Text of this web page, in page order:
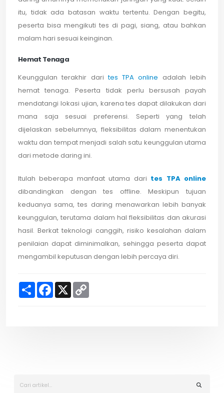
itu, tidak ada batasan waktu tertentu. Dengan begitu,
peserta bisa mengikuti tes di pagi, siang, atau bahkan
malam hari sesuai keinginan.
Hemat Tenaga
Keunggulan terakhir darites TPA online adalah lebih
hemat tenaga. Peserta tidak perlu bersusah payah
mendatangi lokasi ujian, karena tes dapat dilakukan dari
mana saja sesuai preferensi. Seperti yang telah
dijelaskan sebelumnya, fleksibilitas dalam menentukan
waktu dan tempat menjadi salah satu keunggulan utama
dari metode daring ini.
Itulah beberapa manfaat utama dari tes TPA online
dibandingkan dengan tes offline. Meskipun tujuan
keduanya sama, tes daring menawarkan lebih banyak
keunggulan, terutama dalam hal fleksibilitas dan akurasi
hasil. Berkat teknologi canggih, risiko kesalahan dalam
penilaian dapat diminimalkan, sehingga peserta dapat
mengambil keputusan dengan lebih percaya diri.
S
F
X